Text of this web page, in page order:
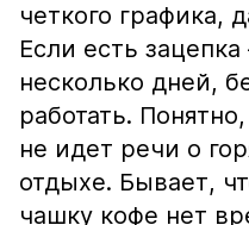
четкого графика,
Если есть
несколько дней,
работать.
не идет речи о
отдыхе. Бывает,
чашку кофе нет